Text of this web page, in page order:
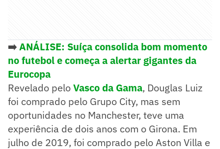
➡️ANÁLISE: Suíça consolida bom momento
no futebol e começa a alertar gigantes da
Eurocopa
Revelado peloVasco da Gama, Douglas Luiz
foi comprado pelo Grupo City, mas sem
oportunidades no Manchester, teve uma
experiência de dois anos com o Girona. Em
julho de 2019, foi comprado pelo Aston Villa e